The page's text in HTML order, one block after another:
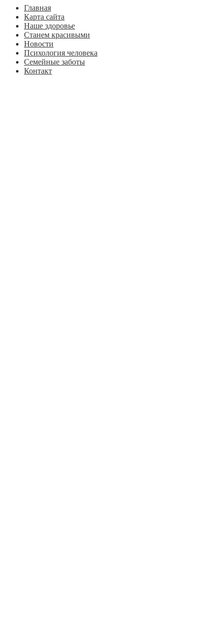
Главная
Карта сайта
Наше здоровье
Станем красивыми
Новости
Психология человека
Семейные заботы
Контакт